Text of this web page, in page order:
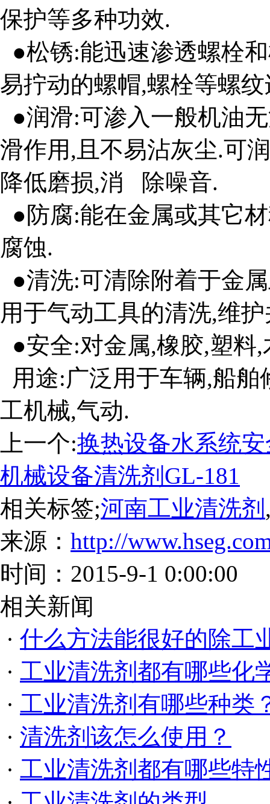
保护等多种功效.
●松锈:能迅速渗透螺栓
易拧动的螺帽,螺栓等螺
●润滑:可渗入一般机油
滑作用,且不易沾灰尘.可
降低磨损,消 除噪音.
●防腐:能在金属或其它
腐蚀.
●清洗:可清除附着于金
用于气动工具的清洗,维
●安全:对金属,橡胶,塑料
用途:广泛用于车辆,船
工机械,气动.
上一个:换热设备水系统
机械设备清洗剂GL-181
相关标签;河南工业清洗剂
来源： http://
时间：2015-9-1 0:00:00
相关新闻
· 什么方法能很好的除工
· 工业清洗剂都有哪些化
· 工业清洗剂有哪些种类
· 清洗剂该怎么使用？
· 工业清洗剂都有哪些特